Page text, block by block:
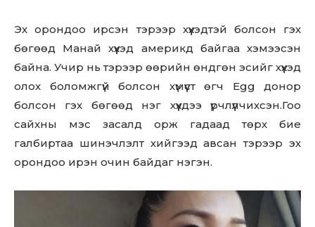
Эх орондоо ирсэн тэрээр хүүхэдтэй болсон гэх
бөгөөд Манай хүүхэд америкд байгаа хэмээсэн
байна. Учир нь тэрээр өөрийн өндгөн эсийг хүүхэд
олох боломжгүй болсон хүмүүст өгч Egg донор
болсон гэх бөгөөд нэг хүүхдээ үрчлүүлчихсэн.Гоо
сайхны мэс засалд орж гадаад төрх бие
галбиртаа шинэчлэлт хийгээд авсан тэрээр эх
орондоо ирэн очин байдаг нэгэн.